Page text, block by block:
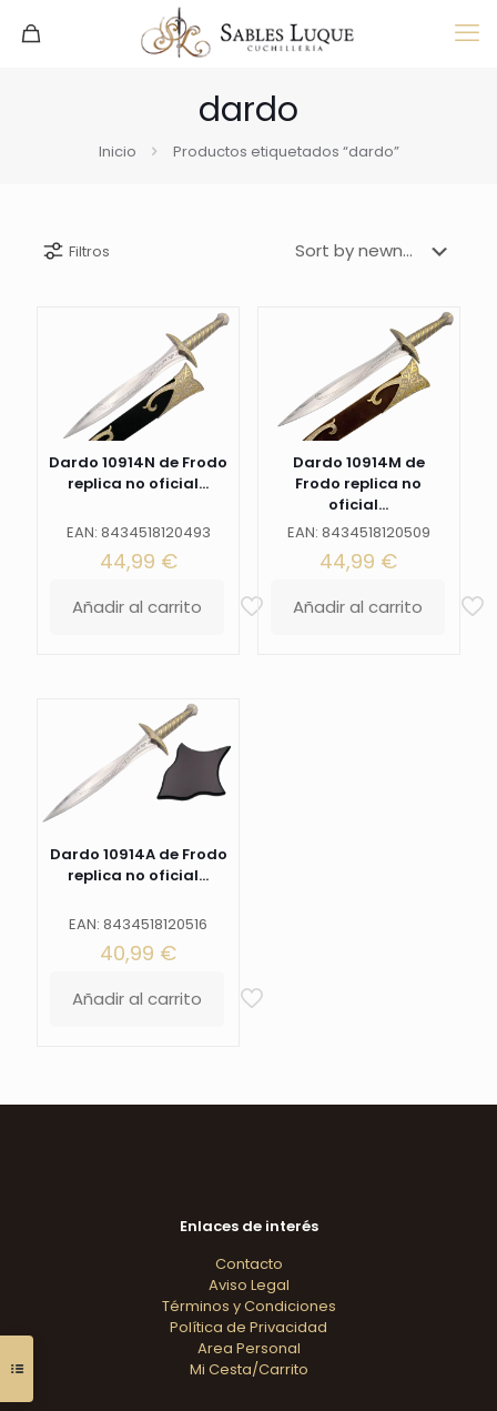
dardo
Inicio Productos etiquetados “dardo”
Filtros
Dardo 10914N de Frodo
replica no oficial...
EAN: 8434518120493
44,99 €
Añadir al carrito
Dardo 10914M de
Frodo replica no
oficial...
EAN: 8434518120509
44,99 €
Añadir al carrito
Dardo 10914A de Frodo
replica no oficial...
EAN: 8434518120516
40,99 €
Añadir al carrito
Enlaces de interés
Contacto
Aviso Legal
Términos y Condiciones
Política de Privacidad
Area Personal
Mi Cesta/Carrito